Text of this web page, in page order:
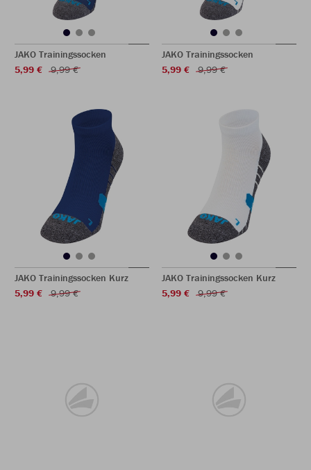
JAKO Trainingssocken
5,99 €
9,99 €
JAKO Trainingssocken
5,99 €
9,99 €
JAKO Trainingssocken Kurz
5,99 €
9,99 €
JAKO Trainingssocken Kurz
5,99 €
9,99 €